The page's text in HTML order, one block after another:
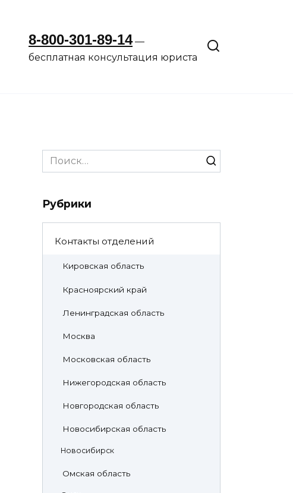
8-800-301-89-14—
бесплатная консультация юриста
Search
for:
Рубрики
Контакты отделений
Кировская область
Красноярский край
Ленинградская область
Москва
Московская область
Нижегородская область
Новгородская область
Новосибирская область
Новосибирск
Омская область